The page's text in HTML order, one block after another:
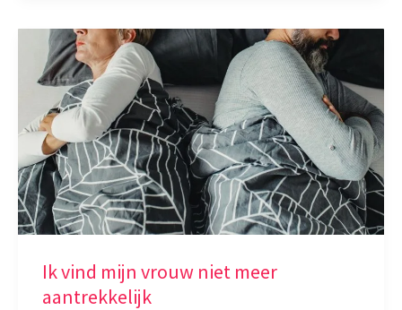
Ik vind mijn vrouw niet meer
aantrekkelijk